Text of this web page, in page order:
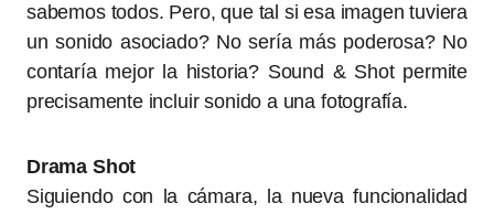
sabemos todos. Pero, que tal si esa imagen tuviera
un sonido asociado? No sería más poderosa? No
contaría mejor la historia? Sound & Shot permite
precisamente incluir sonido a una fotografía.
Drama Shot
Siguiendo con la cámara, la nueva funcionalidad